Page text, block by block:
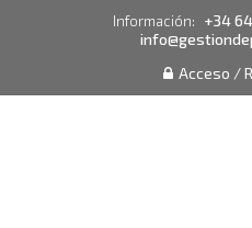
Información: +34
Acceso /